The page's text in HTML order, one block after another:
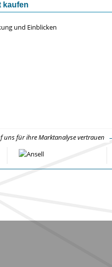
kaufen
und Einblicken
uns für ihre Marktanalyse vertrauen